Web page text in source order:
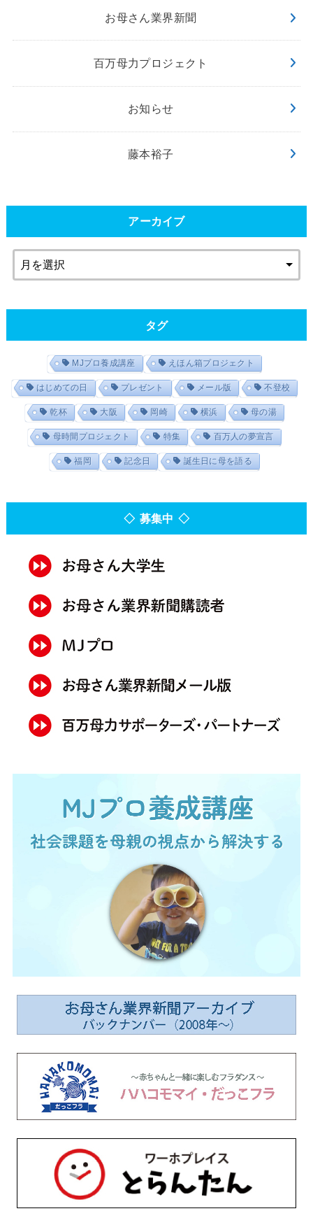
お母さん業界新聞
百万母力プロジェクト
お知らせ
藤本裕子
アーカイブ
タグ
MJプロ養成講座 えほん箱プロジェクト
はじめての日 プレゼント メール版 不登校
乾杯 大阪 岡崎 横浜 母の湯
母時間プロジェクト 特集 百万人の夢宣言
福岡 記念日 誕生日に母を語る
◇ 募集中 ◇